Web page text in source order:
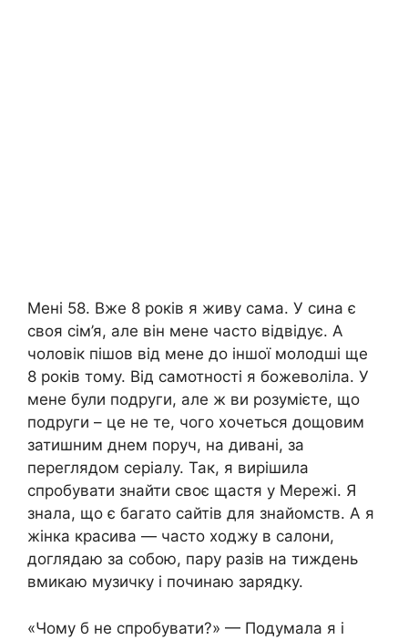
Мені 58. Вже 8 років я живу сама. У сина є
своя сім’я, але він мене часто відвідує. А
чоловік пішов від мене до іншої молодші ще
8 років тому. Від самотності я божеволіла. У
мене були подруги, але ж ви розумієте, що
подруги – це не те, чого хочеться дощовим
затишним днем поруч, на дивані, за
переглядом серіалу. Так, я вирішила
спробувати знайти своє щастя у Мережі. Я
знала, що є багато сайтів для знайомств. А я
жінка красива — часто ходжу в салони,
доглядаю за собою, пару разів на тиждень
вмикаю музичку і починаю зарядку.
«Чому б не спробувати?» — Подумала я і